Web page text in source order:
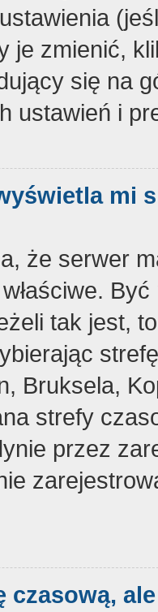
je zmienić,
się na
ustawień i
mi
że serwer
tak jest,
Bruksela,
strefy
przez
czasową,